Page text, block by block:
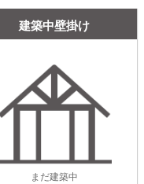
建築中壁掛け
まだ建築中